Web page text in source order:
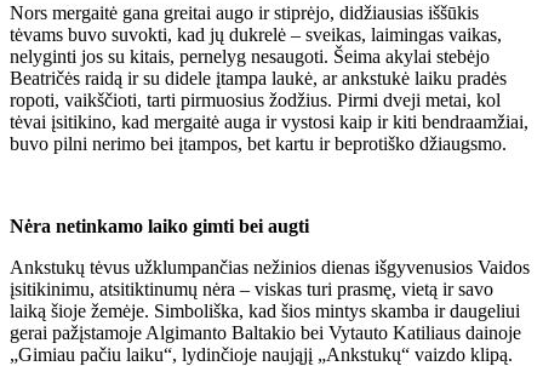
Nors mergaitė gana greitai augo ir stiprėjo, didžiausias iššūkis
tėvams buvo suvokti, kad jų dukrelė – sveikas, laimingas vaikas,
nelyginti jos su kitais, pernelyg nesaugoti. Šeima akylai stebėjo
Beatričės raidą ir su didele įtampa laukė, ar ankstukė laiku pradės
ropoti, vaikščioti, tarti pirmuosius žodžius. Pirmi dveji metai, kol
tėvai įsitikino, kad mergaitė auga ir vystosi kaip ir kiti bendraamžiai,
buvo pilni nerimo bei įtampos, bet kartu ir beprotiško džiaugsmo.
Nėra netinkamo laiko gimti bei augti
Ankstukų tėvus užklumpančias nežinios dienas išgyvenusios Vaidos
įsitikinimu, atsitiktinumų nėra – viskas turi prasmę, vietą ir savo
laiką šioje žemėje. Simboliška, kad šios mintys skamba ir daugeliui
gerai pažįstamoje Algimanto Baltakio bei Vytauto Katiliaus dainoje
„Gimiau pačiu laiku“, lydinčioje naująjį „Ankstukų“ vaizdo klipą.